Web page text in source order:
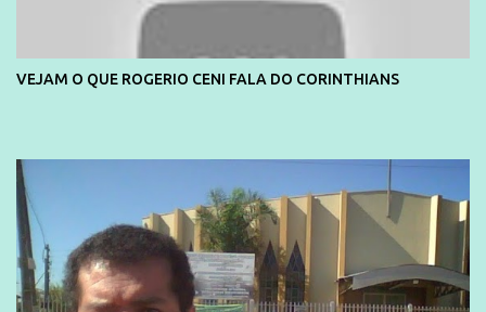
VEJAM O QUE ROGERIO CENI FALA DO CORINTHIANS